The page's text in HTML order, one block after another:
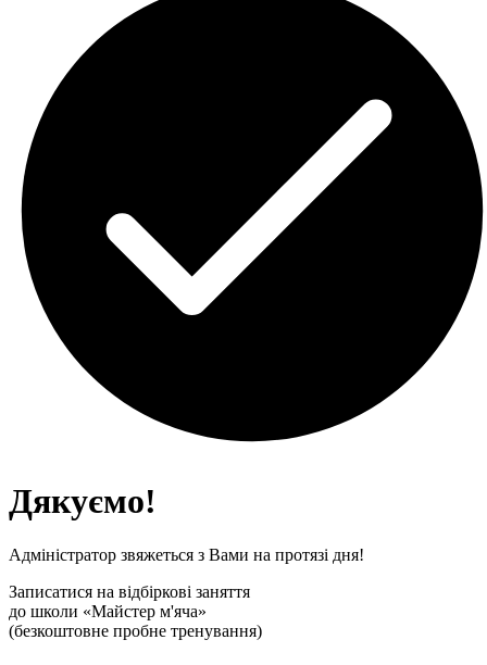
Дякуємо!
Адміністратор звяжеться з Вами на протязі дня!
Записатися на відбіркові заняття
до школи «Майстер м'яча»
(безкоштовне пробне тренування)